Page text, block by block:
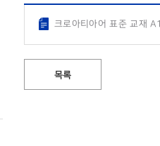
크로아티아어 표준 교재
목록